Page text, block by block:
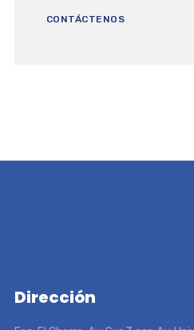
CONTÁCTENOS
Dirección